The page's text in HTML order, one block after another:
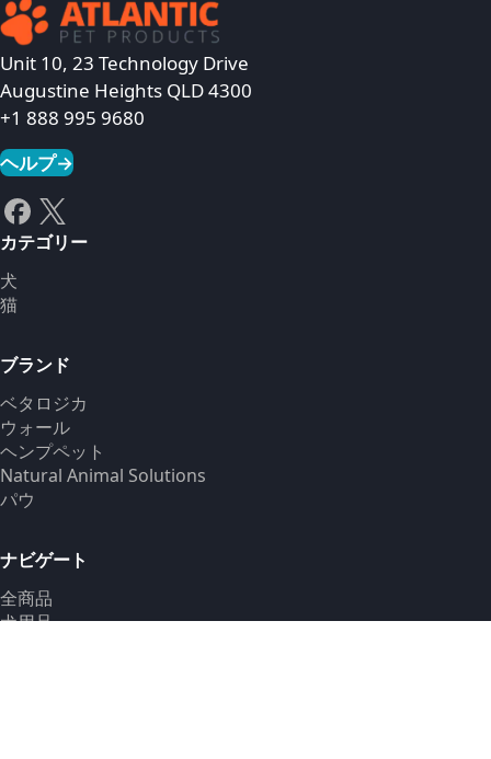
Unit 10, 23 Technology Drive
Augustine Heights QLD 4300
+1 888 995 9680
ヘルプ→
カテゴリー
犬
猫
ブランド
ベタロジカ
ウォール
ヘンプペット
Natural Animal Solutions
パウ
ナビゲート
全商品
犬用品